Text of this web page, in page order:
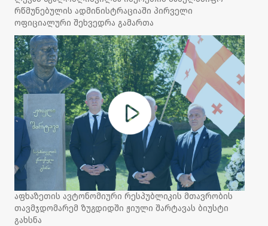
რწმუნებულის ადმინისტრაციაში პირველი
ოფიციალური შეხვედრა გამართა
აფხაზეთის ავტონომიური რესპუბლიკის მთავრობის
თავმჯდომარემ ზუგდიდში ჟიული შარტავას ბიუსტი
გახსნა